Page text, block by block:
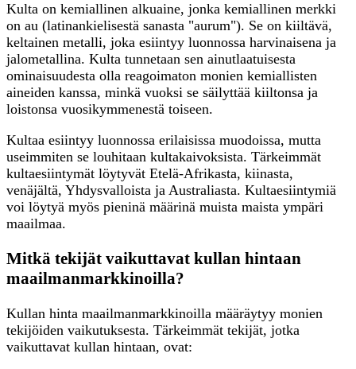
Kulta on kemiallinen alkuaine, jonka kemiallinen merkki
on au (latinankielisestä sanasta "aurum"). Se on kiiltävä,
keltainen metalli, joka esiintyy luonnossa harvinaisena ja
jalometallina. Kulta tunnetaan sen ainutlaatuisesta
ominaisuudesta olla reagoimaton monien kemiallisten
aineiden kanssa, minkä vuoksi se säilyttää kiiltonsa ja
loistonsa vuosikymmenestä toiseen.
Kultaa esiintyy luonnossa erilaisissa muodoissa, mutta
useimmiten se louhitaan kultakaivoksista. Tärkeimmät
kultaesiintymät löytyvät Etelä-Afrikasta, kiinasta,
venäjältä, Yhdysvalloista ja Australiasta. Kultaesiintymiä
voi löytyä myös pieninä määrinä muista maista ympäri
maailmaa.
Mitkä tekijät vaikuttavat kullan hintaan
maailmanmarkkinoilla?
Kullan hinta maailmanmarkkinoilla määräytyy monien
tekijöiden vaikutuksesta. Tärkeimmät tekijät, jotka
vaikuttavat kullan hintaan, ovat: